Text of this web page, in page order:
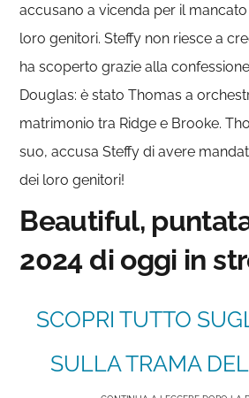
accusano a vicenda per il
loro genitori. Steffy non riesce a
ha scoperto grazie alla
Douglas: è stato Thomas a
matrimonio tra Ridge e Brooke.
suo, accusa Steffy di avere
dei loro genitori!
Beautiful,
2024 di oggi in
SCOPRI TUTTO
SULLA TRAMA